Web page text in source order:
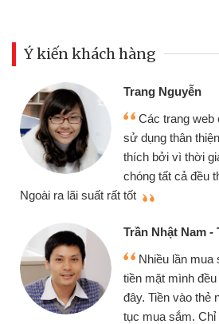
Ý kiến khách hàng
vay tiền online
hiểu.Tôi rất
ngân nhanh
hiện Online.
không mang
tiền nóng tại
là mình lại tiếp
điện thoại có
thiệu cho bạn bè biết